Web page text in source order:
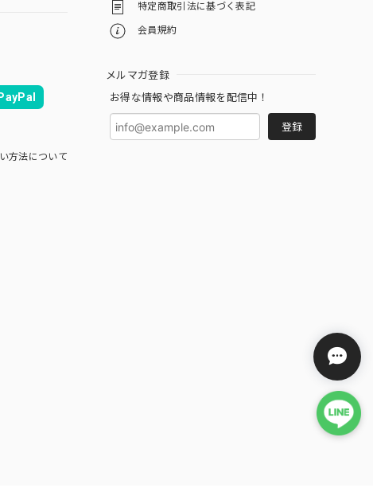
PayPal
方法について
特定商取引法に基づく表記
会員規約
メルマガ登録
お得な情報や商品情報を配信中！
登録